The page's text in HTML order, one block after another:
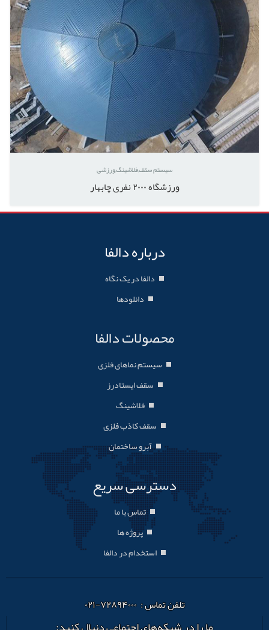
سیستم سقففلاشینگورزشی
ورزشگاه ۲۰۰۰ نفری چابهار
درباره دالفا
دالفا در یک نگاه
دانلودها
محصولات دالفا
سیستم نماهای فلزی
سقف ایستادرز
فلاشینگ
سقف کاذب فلزی
آبرو ساختمان
دسترسی سریع
تماس با ما
پروژه ها
استخدام در دالفا
تلفن تماس : ۷۲۸۹۴۰۰۰-۰۲۱